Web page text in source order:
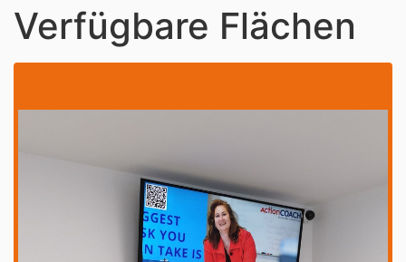
Verfügbare Flächen